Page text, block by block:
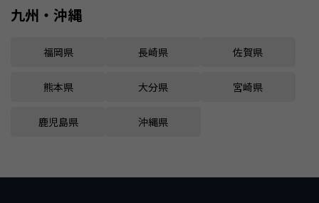
九州・沖縄
福岡県 長崎県 佐賀県
熊本県 大分県 宮崎県
鹿児島県 沖縄県